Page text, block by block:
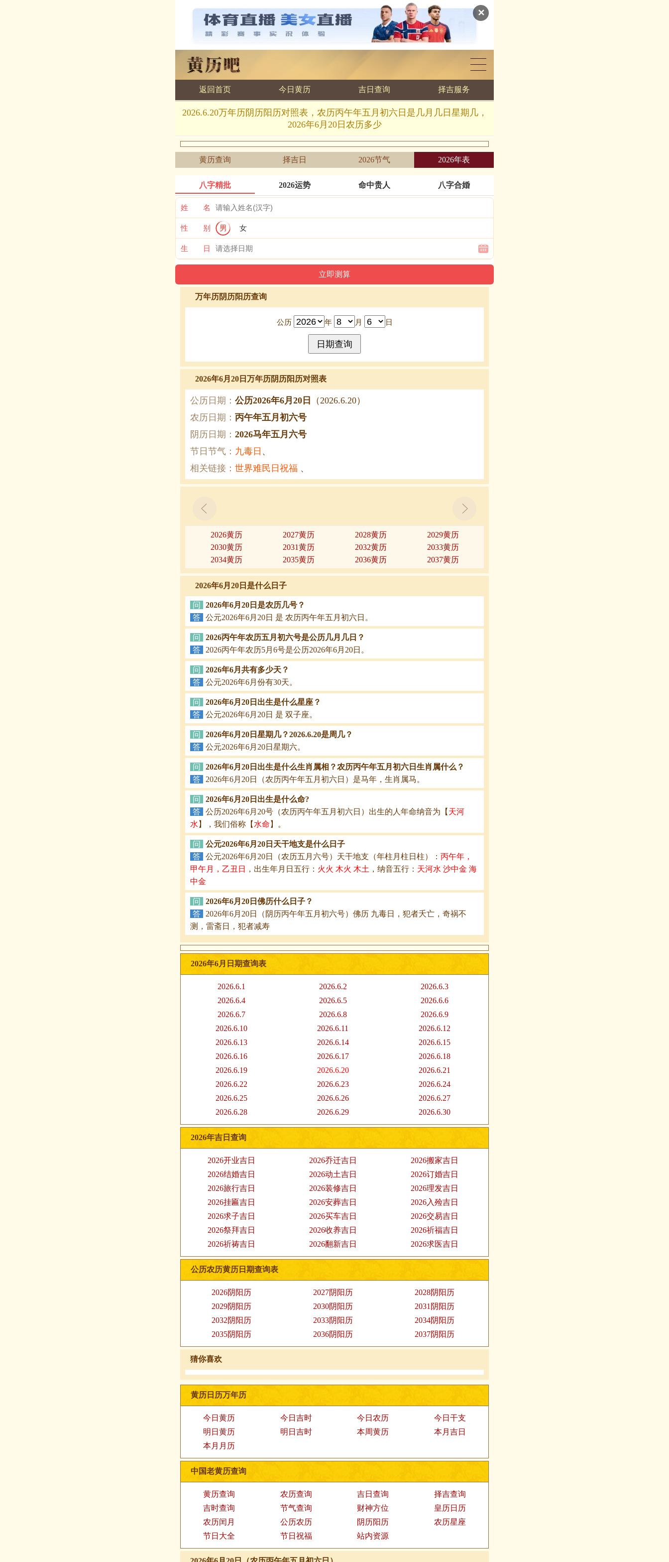
✕
黄历查询
返回首页 今日黄历 吉日查询 择吉服务
2026.6.20万年历阴历阳历对照表，农历丙午年五月初六日是几月几日星期几，
2026年6月20日农历多少
黄历查询 择吉日 2026节气 2026年表
八字精批 2026运势 命中贵人 八字合婚
姓 名
性 别 男 女
生 日
万年历阴历阳历查询
公历 年 月 日
2026年6月20日万年历阴历阳历对照表
公历日期： 公历2026年6月20日
（2026.6.20）
农历日期： 丙午年五月初六号
阴历日期： 2026马年五月六号
节日节气： 九毒日 、
相关链接： 世界难民日祝福 、
2026黄历 2027黄历 2028黄历
2029黄历
2030黄历
2031黄历 2032黄历
2033黄历
2034黄历
2035黄历 2036黄历 2037黄历
2026年6月20日是什么日子
问
2026年6月20日是农历几号？
答 公元2026年6月20日 是 农历丙午年五月初六日。
问
2026丙午年农历五月初六号是公历几月几日？
答
2026丙午年农历5月6号是公历2026年6月20日。
问
2026年6月共有多少天？
答 公元2026年6月份有30天。
问
2026年6月20日出生是什么星座？
答 公元2026年6月20日 是 双子座。
问
2026年6月20日星期几？2026.6.20是周几？
答 公元2026年6月20日星期六。
问
2026年6月20日出生是什么生肖属相？农历丙午年五月初六日生肖属什么？
答
2026年6月20日（农历丙午年五月初六日）是马年，生肖属马。
问
2026年6月20日出生是什么命?
答 公历2026年6月20号（农历丙午年五月初六日）出生的人年命纳音为【 天河
水 】，我们俗称【 水命 】。
问
公元2026年6月20日天干地支是什么日子
答 公元2026年6月20日（农历五月六号）天干地支（年柱月柱日柱）： 丙午年，
甲午月，乙丑日
，出生年月日五行： 火火 木火 木土 ，纳音五行： 天河水 沙中金 海
中金
问
2026年6月20日佛历什么日子？
答
2026年6月20日（阴历丙午年五月初六号）佛历 九毒日，犯者夭亡，奇祸不
测，雷斋日，犯者减寿
2026年6月日期查询表
2026.6.1 2026.6.2
2026.6.3
2026.6.4
2026.6.5
2026.6.6
2026.6.7
2026.6.8
2026.6.9
2026.6.10
2026.6.11
2026.6.12
2026.6.13
2026.6.14
2026.6.15
2026.6.16
2026.6.17
2026.6.18
2026.6.19
2026.6.20
2026.6.21
2026.6.22
2026.6.23
2026.6.24
2026.6.25
2026.6.26
2026.6.27
2026.6.28
2026.6.29 2026.6.30
2026年吉日查询
2026开业吉日 2026乔迁吉日
2026搬家吉日
2026结婚吉日
2026动土吉日
2026订婚吉日
2026旅行吉日
2026装修吉日
2026理发吉日
2026挂匾吉日
2026安葬吉日
2026入殓吉日
2026求子吉日
2026买车吉日
2026交易吉日
2026祭拜吉日
2026收养吉日
2026祈福吉日
2026祈祷吉日
2026翻新吉日 2026求医吉日
公历农历黄历日期查询表
2026阴阳历 2027阴阳历
2028阴阳历
2029阴阳历
2030阴阳历
2031阴阳历
2032阴阳历
2033阴阳历
2034阴阳历
2035阴阳历
2036阴阳历 2037阴阳历
猜你喜欢
黄历日历万年历
今日黄历 今日吉时 今日农历
今日干支
明日黄历
明日吉时 本周黄历
本月吉日
本月月历
中国老黄历查询
黄历查询 农历查询 吉日查询
择吉查询
吉时查询
节气查询 财神方位
皇历日历
农历闰月
公历农历 阴历阳历
农历星座
节日大全
节日祝福 站内资源